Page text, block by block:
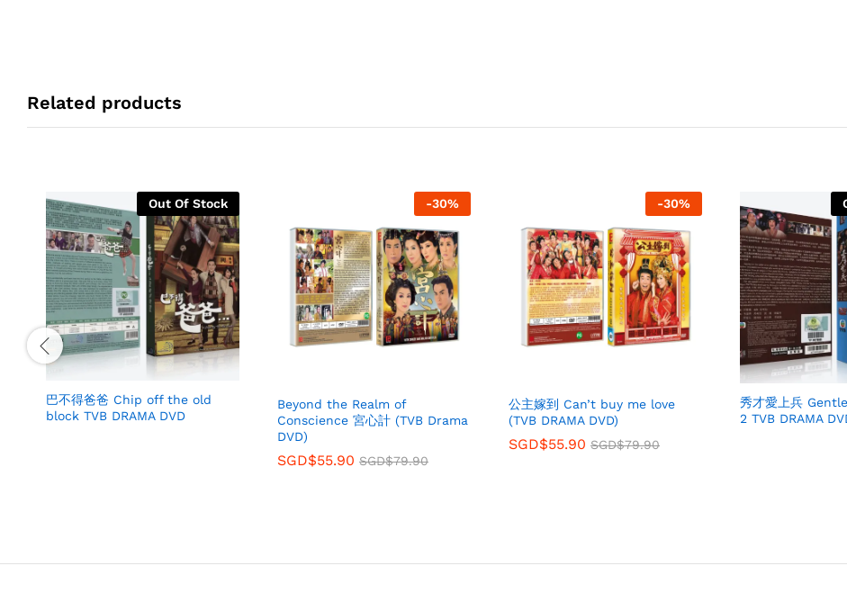
Related products
Out Of Stock
巴不得爸爸 Chip off the old
block TVB DRAMA DVD
-30%
Beyond the Realm of
Conscience 宮心計 (TVB Drama
DVD)
SGD$55.90 SGD$79.90
-30%
公主嫁到 Can’t buy me love
(TVB DRAMA DVD)
SGD$55.90 SGD$79.90
秀才愛上兵
2 TVB DRAMA